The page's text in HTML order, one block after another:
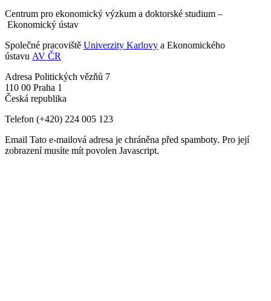
Centrum pro ekonomický výzkum a doktorské studium –
Ekonomický ústav
Společné pracoviště Univerzity Karlovy a Ekonomického
ústavu AV ČR
Adresa Politických vězňů 7
110 00 Praha 1
Česká republika
Telefon (+420) 224 005 123
Email Tato e-mailová adresa je chráněna před spamboty. Pro její
zobrazení musíte mít povolen Javascript.